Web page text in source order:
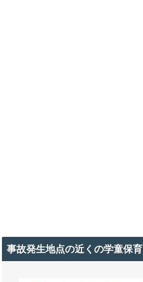
事故発生地点の近くの学童保育